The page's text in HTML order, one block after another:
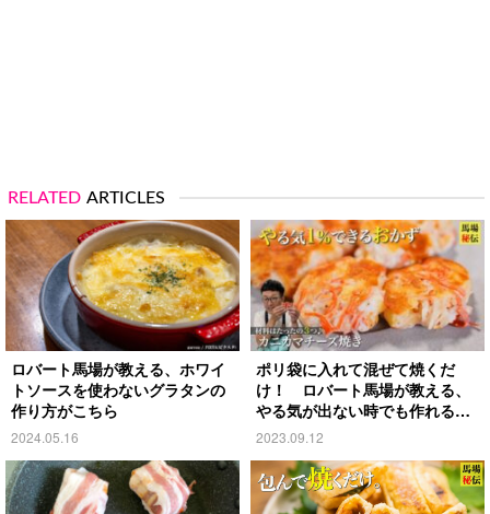
RELATED ARTICLES
ロバート馬場が教える、ホワイ
トソースを使わないグラタンの
作り方がこちら
2024.05.16
ポリ袋に入れて混ぜて焼くだ
け！ ロバート馬場が教える、
やる気が出ない時でも作れる爆
速レシピ
2023.09.12